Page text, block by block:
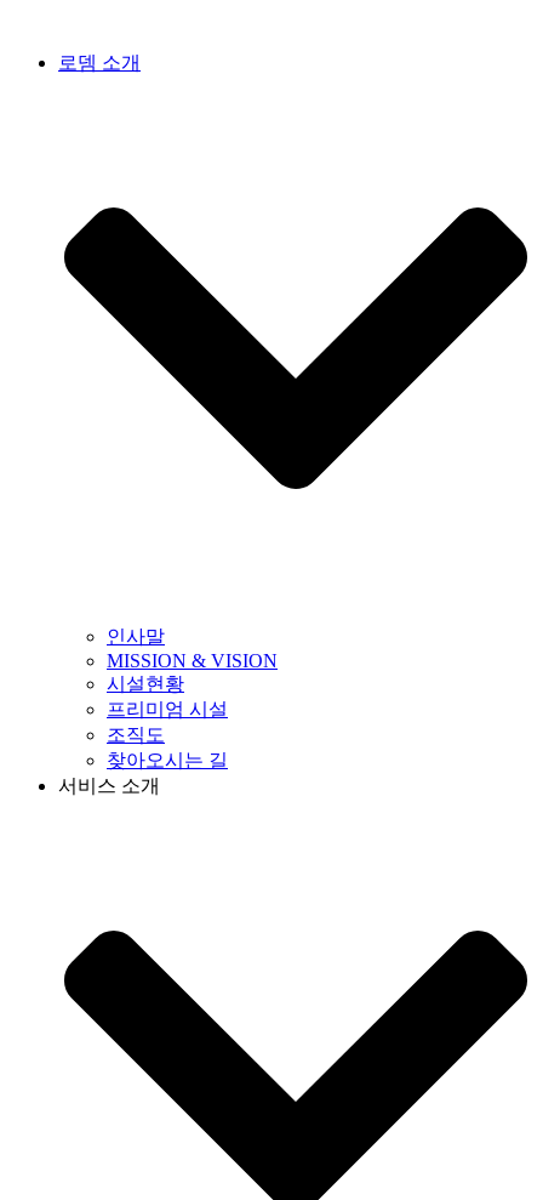
로뎀 소개
인사말
MISSION & VISION
시설현황
프리미엄 시설
조직도
찾아오시는 길
서비스 소개